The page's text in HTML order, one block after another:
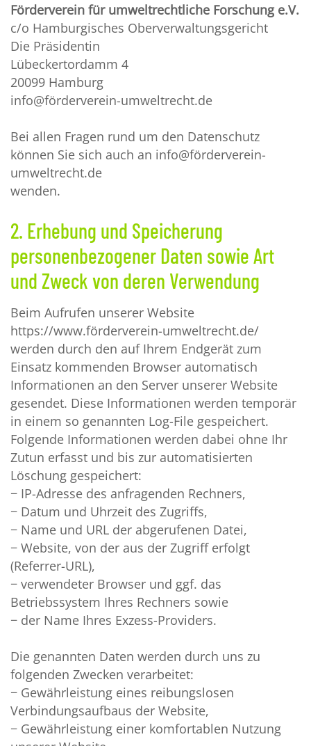
Förderverein für umweltrechtliche Forschung e.V.
c/o Hamburgisches Oberverwaltungsgericht
Die Präsidentin
Lübeckertordamm 4
20099 Hamburg
info@förderverein-umweltrecht.de
Bei allen Fragen rund um den Datenschutz
können Sie sich auch an info@förderverein-
umweltrecht.de
wenden.
2. Erhebung und Speicherung
personenbezogener Daten sowie Art
und Zweck von deren Verwendung
Beim Aufrufen unserer Website
https://www.förderverein-umweltrecht.de/
werden durch den auf Ihrem Endgerät zum
Einsatz kommenden Browser automatisch
Informationen an den Server unserer Website
gesendet. Diese Informationen werden temporär
in einem so genannten Log-File gespeichert.
Folgende Informationen werden dabei ohne Ihr
Zutun erfasst und bis zur automatisierten
Löschung gespeichert:
− IP-Adresse des anfragenden Rechners,
− Datum und Uhrzeit des Zugriffs,
− Name und URL der abgerufenen Datei,
− Website, von der aus der Zugriff erfolgt
(Referrer-URL),
− verwendeter Browser und ggf. das
Betriebssystem Ihres Rechners sowie
− der Name Ihres Exzess-Providers.
Die genannten Daten werden durch uns zu
folgenden Zwecken verarbeitet:
− Gewährleistung eines reibungslosen
Verbindungsaufbaus der Website,
− Gewährleistung einer komfortablen Nutzung